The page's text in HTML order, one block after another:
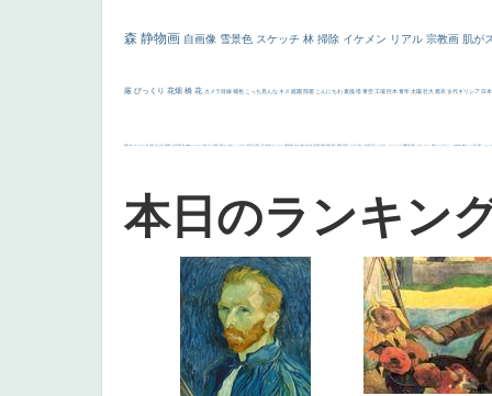
森 静物画 自画像 雪景色 スケッチ 林 掃除 イケメン リアル 宗教画 肌が
厳 びっくり 花畑 橋 花 カメラ目線 補色 こっち見んな キス 庭園 部屋 こんにちわ 素描 塔 青空 工場 巨木 青年 太陽 壮大 着衣 古代ギリシア 日
画質 last ヴィーナス 剣 白人少女 食事中 山本芳翠 麦 alciato ハーレム 女神 ローマ教皇 奥行き 火起こし シスター 東方の三博士 114514 かっこいい 受胎告知 天から覗き込む顔 設計図 挿絵 群衆 親子 裸婦 可愛い ピサロ ＃名画で学ぶ「たるみ」 ニーソックス 躍動感 黄色 こわい コート 畦道 レンブラント・ sekkusu 暖かい バブみ 靴下 ショッ
本日のランキン